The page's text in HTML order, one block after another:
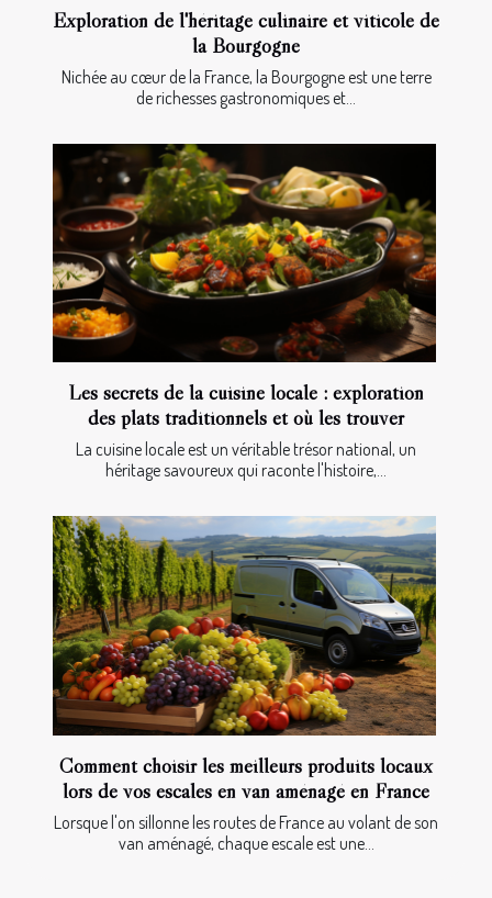
Exploration de l'héritage culinaire et viticole de
la Bourgogne
Nichée au cœur de la France, la Bourgogne est une terre
de richesses gastronomiques et...
Les secrets de la cuisine locale : exploration
des plats traditionnels et où les trouver
La cuisine locale est un véritable trésor national, un
héritage savoureux qui raconte l'histoire,...
Comment choisir les meilleurs produits locaux
lors de vos escales en van aménagé en France
Lorsque l'on sillonne les routes de France au volant de son
van aménagé, chaque escale est une...